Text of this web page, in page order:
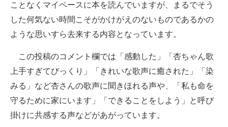
ことなくマイペースに本を読んでいますが、まるでそう
した何気ない時間こそがかけがえのないものであるかの
ような思いすら去来する内容となっています。
この投稿のコメント欄では「感動した」「杏ちゃん歌
上手すぎてびっくり」「きれいな歌声に癒された」「染
みる」など杏さんの歌声に聞きほれる声や、「私も命を
守るために家にいます」「できることをしよう」と呼び
掛けに共感する声などがあがっています。